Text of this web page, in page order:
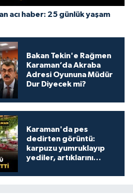
acı haber: 25 günlük yaşam
Bakan Tekin'e Rağmen
Karaman’da Akraba
Adresi Oyununa Müdür
Dur Diyecek mi?
Karaman'da pes
dedirten görüntü:
karpuzu yumruklayıp
yediler, artıklarını